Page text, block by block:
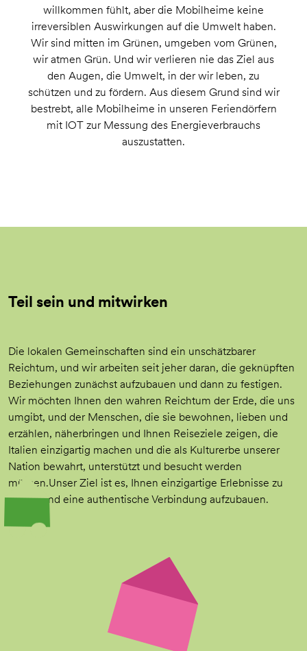
willkommen fühlt, aber die Mobilheime keine
irreversiblen Auswirkungen auf die Umwelt haben.
Wir sind mitten im Grünen, umgeben vom Grünen,
wir atmen Grün. Und wir verlieren nie das Ziel aus
den Augen, die Umwelt, in der wir leben, zu
schützen und zu fördern. Aus diesem Grund sind wir
bestrebt, alle Mobilheime in unseren Feriendörfern
mit IOT zur Messung des Energieverbrauchs
auszustatten.
Teil sein und mitwirken
Die lokalen Gemeinschaften sind ein unschätzbarer
Reichtum, und wir arbeiten seit jeher daran, die geknüpften
Beziehungen zunächst aufzubauen und dann zu festigen.
Wir möchten Ihnen den wahren Reichtum der Erde, die uns
umgibt, und der Menschen, die sie bewohnen, lieben und
erzählen, näherbringen und Ihnen Reiseziele zeigen, die
Italien einzigartig machen und die als Kulturerbe unserer
Nation bewahrt, unterstützt und besucht werden
müssen.Unser Ziel ist es, Ihnen einzigartige Erlebnisse zu
bieten und eine authentische Verbindung aufzubauen.